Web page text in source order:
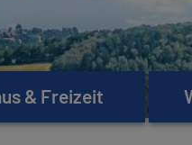
& Freizeit